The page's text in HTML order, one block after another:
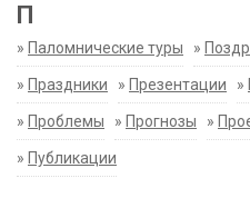
П
» Паломнические туры »
» Праздники » Презентации »
» Проблемы » Прогнозы »
» Публикации